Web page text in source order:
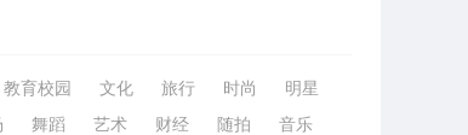
教育校园 文化 旅行 时尚
明星
舞蹈 艺术 财经 随拍
音乐